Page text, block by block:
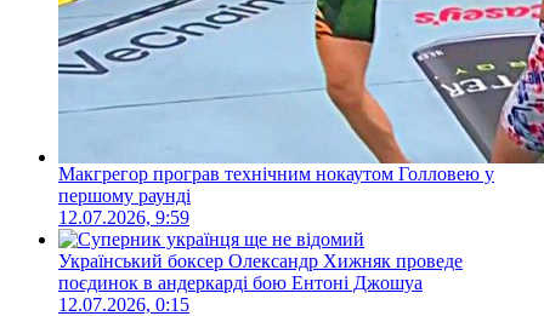
Макгрегор програв технічним нокаутом Голловею у
першому раунді
12.07.2026, 9:59
Український боксер Олександр Хижняк проведе
поєдинок в андеркарді бою Ентоні Джошуа
12.07.2026, 0:15